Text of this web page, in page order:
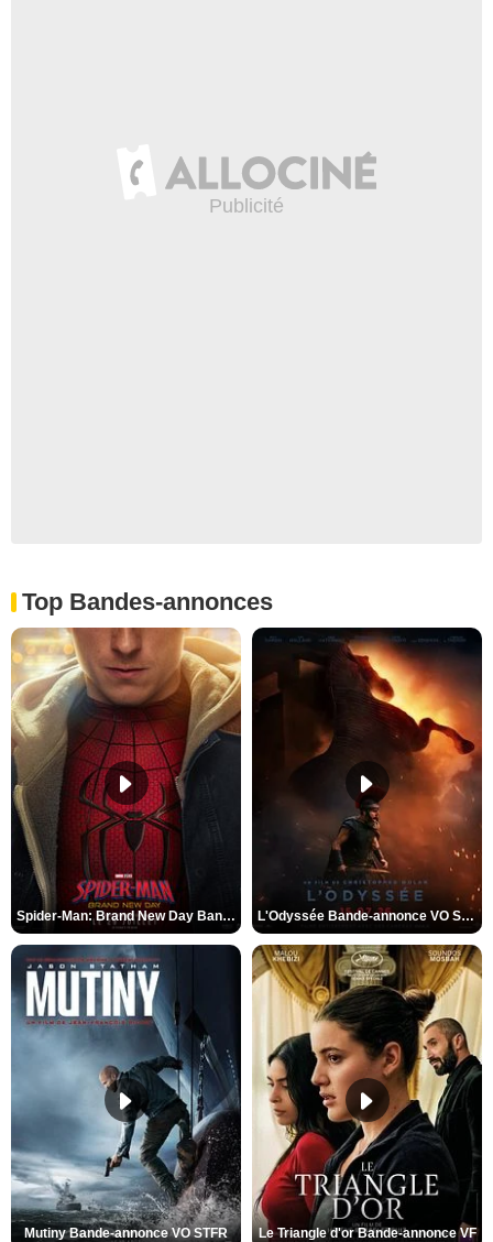
Top Bandes-annonces
Spider-Man: Brand New Day Bande-annonce VO STFR L'Odyssée Bande-annonce VO STFR
Mutiny Bande-annonce VO STFR Le Triangle d'or Bande-annonce VF